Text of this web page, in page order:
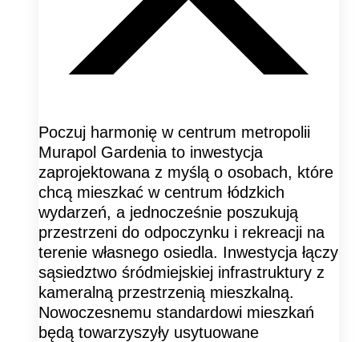
Poczuj harmonię w centrum metropolii
Murapol Gardenia to inwestycja
zaprojektowana z myślą o osobach, które
chcą mieszkać w centrum łódzkich
wydarzeń, a jednocześnie poszukują
przestrzeni do odpoczynku i rekreacji na
terenie własnego osiedla. Inwestycja łączy
sąsiedztwo śródmiejskiej infrastruktury z
kameralną przestrzenią mieszkalną.
Nowoczesnemu standardowi mieszkań
będą towarzyszyły usytuowane